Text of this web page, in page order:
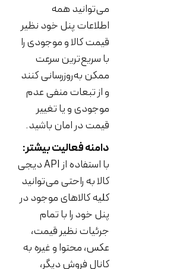
می‌توانید همه
اطلاعات پنل خود نظیر
قیمت کالا و موجودی را
با سریع‌ترین سرعت
ممکن به‌روزرسانی کنند
و از تبعات منفی عدم
موجودی و یا تغییر
قیمت در امان باشید.
دامنه فعالیت بیشتر:
با استفاده از API دیجی
کالا به راحتی می‌توانید
کلیه کالاهای موجود در
پنل خود را با تمام
جرئیات نظیر قیمت،
عکس، محتوا و غیره به
کانال فروش دیگر،